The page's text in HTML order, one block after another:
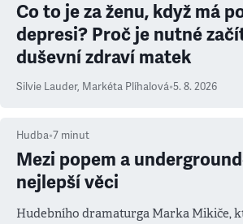
Co to je za ženu, když má
depresi? Proč je nutné
duševní zdraví matek
Silvie Lauder, Markéta Plíhalová•5. 8. 2026
Hudba•7 minut
Mezi popem a
nejlepší věci
Hudebního dramaturga Marka Mikiče,